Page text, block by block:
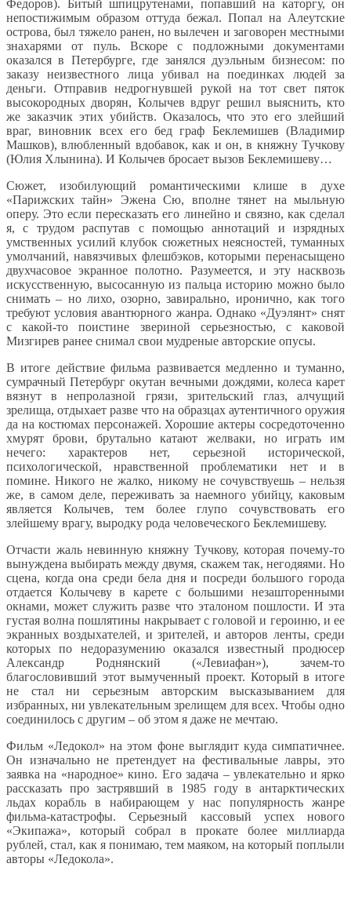
Федоров). Битый шпицрутенами, попавший на каторгу, он
непостижимым образом оттуда бежал. Попал на Алеутские
острова, был тяжело ранен, но вылечен и заговорен местными
знахарями от пуль. Вскоре с подложными документами
оказался в Петербурге, где занялся дуэльным бизнесом: по
заказу неизвестного лица убивал на поединках людей за
деньги. Отправив недрогнувшей рукой на тот свет пяток
высокородных дворян, Колычев вдруг решил выяснить, кто
же заказчик этих убийств. Оказалось, что это его злейший
враг, виновник всех его бед граф Беклемишев (Владимир
Машков), влюбленный вдобавок, как и он, в княжну Тучкову
(Юлия Хлынина). И Колычев бросает вызов Беклемишеву…
Сюжет, изобилующий романтическими клише в духе
«Парижских тайн» Эжена Сю, вполне тянет на мыльную
оперу. Это если пересказать его линейно и связно, как сделал
я, с трудом распутав с помощью аннотаций и изрядных
умственных усилий клубок сюжетных неясностей, туманных
умолчаний, навязчивых флешбэков, которыми перенасыщено
двухчасовое экранное полотно. Разумеется, и эту насквозь
искусственную, высосанную из пальца историю можно было
снимать – но лихо, озорно, завирально, иронично, как того
требуют условия авантюрного жанра. Однако «Дуэлянт» снят
с какой-то поистине звериной серьезностью, с каковой
Мизгирев ранее снимал свои мудреные авторские опусы.
В итоге действие фильма развивается медленно и туманно,
сумрачный Петербург окутан вечными дождями, колеса карет
вязнут в непролазной грязи, зрительский глаз, алчущий
зрелища, отдыхает разве что на образцах аутентичного оружия
да на костюмах персонажей. Хорошие актеры сосредоточенно
хмурят брови, брутально катают желваки, но играть им
нечего: характеров нет, серьезной исторической,
психологической, нравственной проблематики нет и в
помине. Никого не жалко, никому не сочувствуешь – нельзя
же, в самом деле, переживать за наемного убийцу, каковым
является Колычев, тем более глупо сочувствовать его
злейшему врагу, выродку рода человеческого Беклемишеву.
Отчасти жаль невинную княжну Тучкову, которая почему-то
вынуждена выбирать между двумя, скажем так, негодяями. Но
сцена, когда она среди бела дня и посреди большого города
отдается Колычеву в карете с большими незашторенными
окнами, может служить разве что эталоном пошлости. И эта
густая волна пошлятины накрывает с головой и героиню, и ее
экранных воздыхателей, и зрителей, и авторов ленты, среди
которых по недоразумению оказался известный продюсер
Александр Роднянский («Левиафан»), зачем-то
благословивший этот вымученный проект. Который в итоге
не стал ни серьезным авторским высказыванием для
избранных, ни увлекательным зрелищем для всех. Чтобы одно
соединилось с другим – об этом я даже не мечтаю.
Фильм «Ледокол» на этом фоне выглядит куда симпатичнее.
Он изначально не претендует на фестивальные лавры, это
заявка на «народное» кино. Его задача – увлекательно и ярко
рассказать про застрявший в 1985 году в антарктических
льдах корабль в набирающем у нас популярность жанре
фильма-катастрофы. Серьезный кассовый успех нового
«Экипажа», который собрал в прокате более миллиарда
рублей, стал, как я понимаю, тем маяком, на который поплыли
авторы «Ледокола».